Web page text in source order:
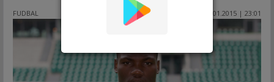
FUDBAL 10.01.2015 | 23:01